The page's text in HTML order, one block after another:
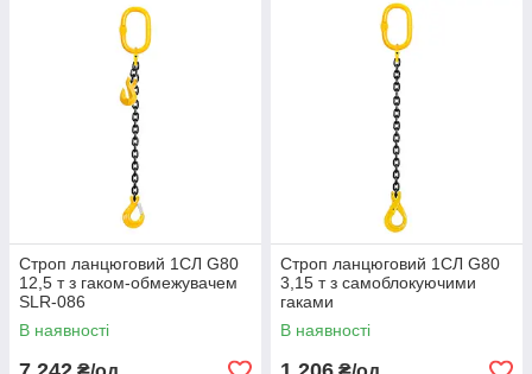
Строп ланцюговий 1СЛ G80
12,5 т з гаком-обмежувачем
SLR-086
В наявності
Строп ланцюговий 1СЛ G80
3,15 т з самоблокуючими
гаками
В наявності